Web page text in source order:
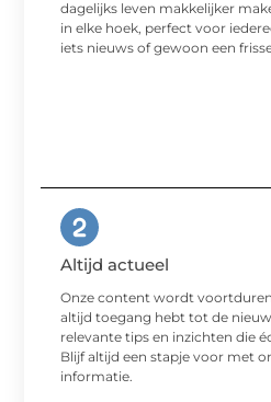
dagelijks leven makkelijker
in elke hoek, perfect voor
iets nieuws of gewoon een
Altijd actueel
Onze content wordt
altijd toegang hebt tot de
relevante tips en inzichten die
Blijf altijd een stapje voor met
informatie.